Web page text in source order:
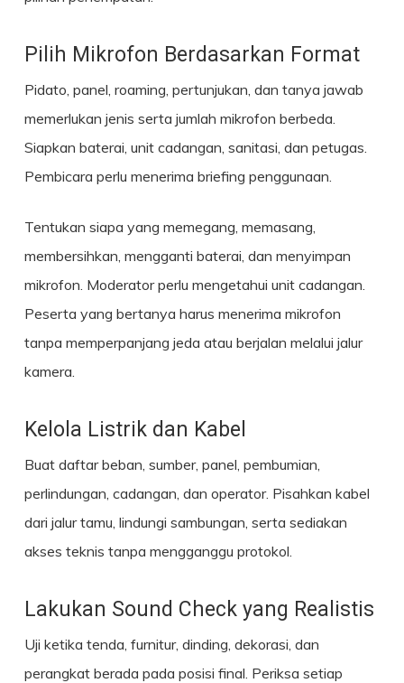
Pilih Mikrofon Berdasarkan Format
Pidato, panel, roaming, pertunjukan, dan tanya jawab
memerlukan jenis serta jumlah mikrofon berbeda.
Siapkan baterai, unit cadangan, sanitasi, dan petugas.
Pembicara perlu menerima briefing penggunaan.
Tentukan siapa yang memegang, memasang,
membersihkan, mengganti baterai, dan menyimpan
mikrofon. Moderator perlu mengetahui unit cadangan.
Peserta yang bertanya harus menerima mikrofon
tanpa memperpanjang jeda atau berjalan melalui jalur
kamera.
Kelola Listrik dan Kabel
Buat daftar beban, sumber, panel, pembumian,
perlindungan, cadangan, dan operator. Pisahkan kabel
dari jalur tamu, lindungi sambungan, serta sediakan
akses teknis tanpa mengganggu protokol.
Lakukan Sound Check yang Realistis
Uji ketika tenda, furnitur, dinding, dekorasi, dan
perangkat berada pada posisi final. Periksa setiap